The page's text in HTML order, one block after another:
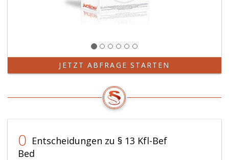
JETZT ABFRAGE STARTEN
0 Entscheidungen zu § 13 Kfl-Bef
Bed